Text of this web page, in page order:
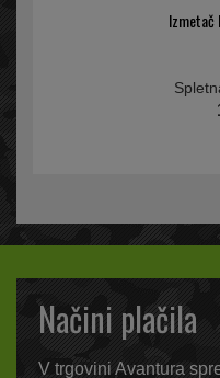
Izmetač
Načini plačila
V trgovini Avantura